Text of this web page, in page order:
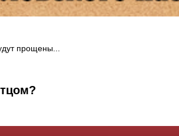
прощены...